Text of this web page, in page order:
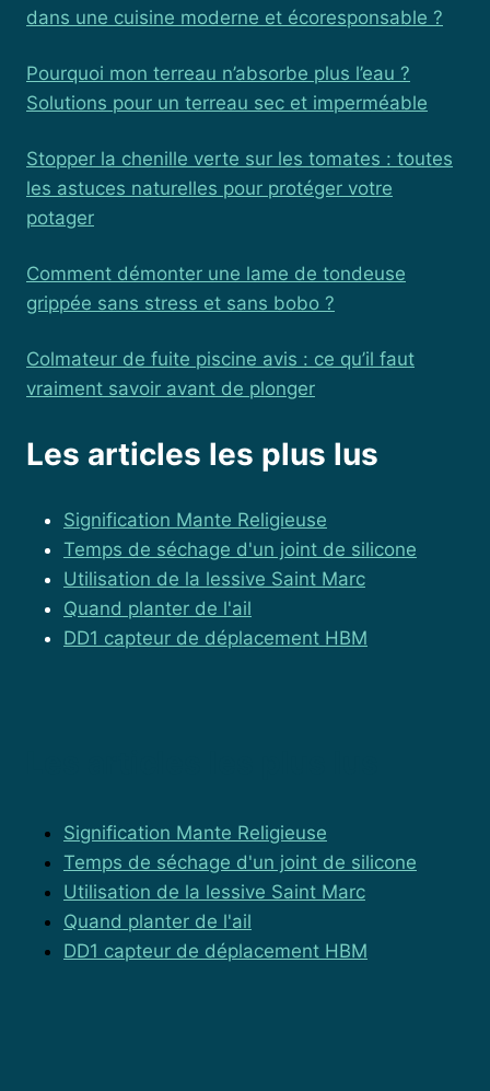
dans une cuisine moderne et écoresponsable ?
Pourquoi mon terreau n’absorbe plus l’eau ?
Solutions pour un terreau sec et imperméable
Stopper la chenille verte sur les tomates : toutes
les astuces naturelles pour protéger votre
potager
Comment démonter une lame de tondeuse
grippée sans stress et sans bobo ?
Colmateur de fuite piscine avis : ce qu’il faut
vraiment savoir avant de plonger
Les articles les plus lus
Signification Mante Religieuse
Temps de séchage d'un joint de silicone
Utilisation de la lessive Saint Marc
Quand planter de l'ail
DD1 capteur de déplacement HBM
Signification Mante Religieuse
Temps de séchage d'un joint de silicone
Utilisation de la lessive Saint Marc
Quand planter de l'ail
DD1 capteur de déplacement HBM